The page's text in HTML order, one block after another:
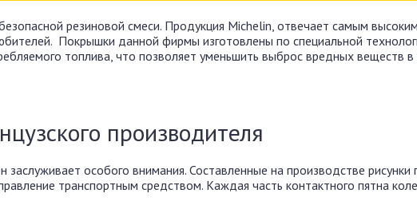
резиновой смеси. Продукция Michelin, отвечает самым
Покрышки данной фирмы изготовлены по специальной
топлива, что позволяет уменьшить выброс вредных веществ
производителя
особого внимания. Составленные на производстве рисунки
транспортным средством. Каждая часть контактного пятна